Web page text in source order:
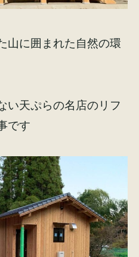
山に囲まれた自然の環
い天ぷらの名店のリフ
です